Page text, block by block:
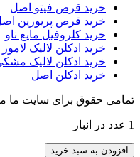
خرید قرص فیتو اصل
خرید قرص پریورین
خرید کلروفیل مایع ناو
خرید ادکلن لالیک
خرید ادکلن لالیک
خرید ادکلن اصل
تمامی حقوق برای سایت
1 عدد در انبار
افزودن به سبد خرید